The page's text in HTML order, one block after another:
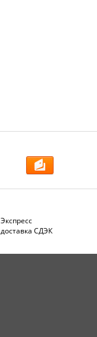
Экспресс
доставка СДЭК